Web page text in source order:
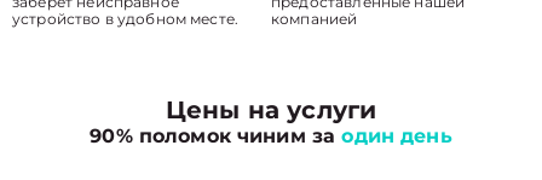
устройство в удобном месте.
компанией
Цены на услуги
90% поломок чиним заодин день